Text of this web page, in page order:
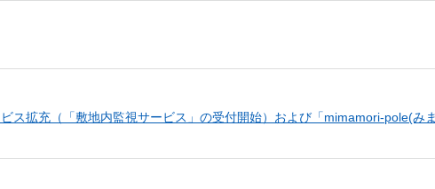
ス拡充（「敷地内監視サービス」の受付開始）および「mimamori-pole(み